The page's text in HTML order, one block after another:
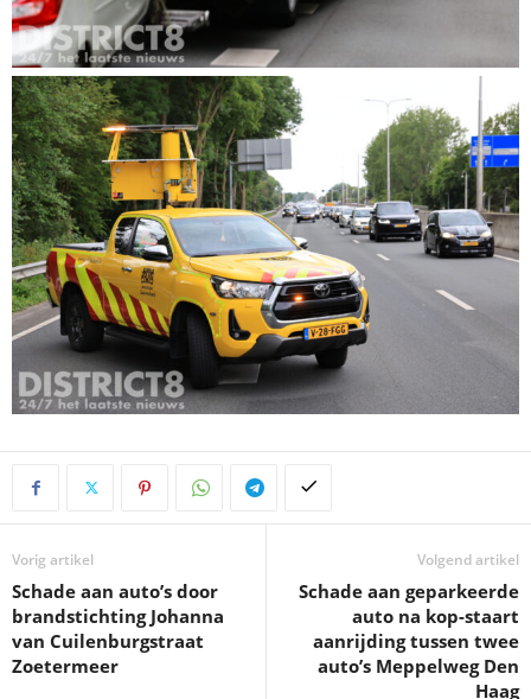
Vorig artikel
Schade aan auto’s door
brandstichting Johanna
van Cuilenburgstraat
Zoetermeer
Volgend artikel
Schade aan geparkeerde
auto na kop-staart
aanrijding tussen twee
auto’s Meppelweg Den
Haag